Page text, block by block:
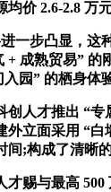
价 2.6-2.8 万
步凸显，这种
+ 成熟贸易”
园” 的栖身体
才推出 “专属
外立面采用 “
间;构成了清晰
与最高 500